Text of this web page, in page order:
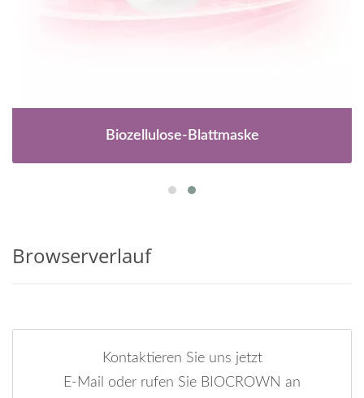
Biozellulose-Blattmaske
Browserverlauf
Kontaktieren Sie uns jetzt
E-Mail oder rufen Sie BIOCROWN an